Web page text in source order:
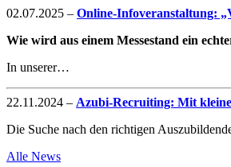
02.07.2025 – Online-Infoveranstaltung:
Wie wird aus einem Messestand ein
In unserer…
22.11.2024 – Azubi-Recruiting: Mit
Die Suche nach den richtigen
Alle News